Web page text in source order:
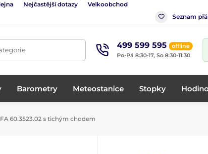
Nejčastější dotazy Velkoobchod
Seznam
499 599 595
offline
Po-Pá 8:30-17, So 8:30-11:30
Barometry Meteostanice Stopky
60.3523.02 s tichým chodem